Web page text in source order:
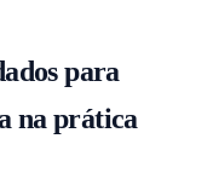
para
na prática